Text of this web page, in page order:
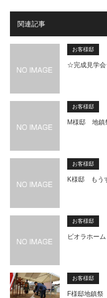
関連記事
お客様邸
☆完成見学
お客様邸
M様邸 地鎮
お客様邸
K様邸 もう
お客様邸
ビオラホー
お客様邸
F様邸地鎮祭